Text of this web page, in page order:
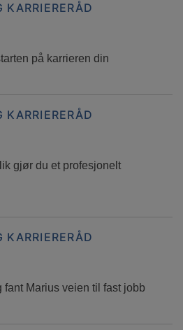
KARRIERERÅD
på karrieren din
KARRIERERÅD
gjør du et profesjonelt
KARRIERERÅD
Marius veien til fast jobb